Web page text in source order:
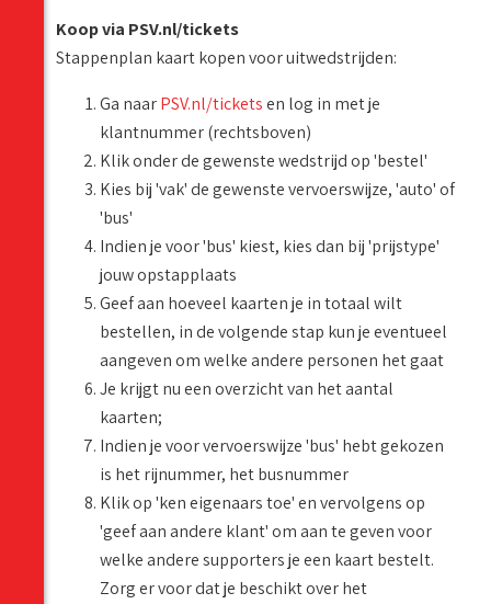
Koop via PSV.nl/tickets
Stappenplan kaart kopen voor uitwedstrijden:
Ga naarPSV.nl/ticketsen log in met je
klantnummer (rechtsboven)
Klik onder de gewenste wedstrijd op 'bestel'
Kies bij 'vak' de gewenste vervoerswijze, 'auto' of
'bus'
Indien je voor 'bus' kiest, kies dan bij 'prijstype'
jouw opstapplaats
Geef aan hoeveel kaarten je in totaal wilt
bestellen, in de volgende stap kun je eventueel
aangeven om welke andere personen het gaat
Je krijgt nu een overzicht van het aantal
kaarten;
Indien je voor vervoerswijze 'bus' hebt gekozen
is het rijnummer, het busnummer
Klik op 'ken eigenaars toe' en vervolgens op
'geef aan andere klant' om aan te geven voor
welke andere supporters je een kaart bestelt.
Zorg er voor dat je beschikt over het